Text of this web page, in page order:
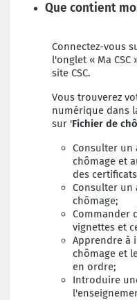
Que contient
Connectez-vous
l'onglet « Ma
site CSC.
Vous trouverez
numérique dans
sur 'Fichier de
Consulter un
chômage et
des
Consulter un
chômage;
Commander
vignettes et
Apprendre à
chômage et
en ordre;
Introduire